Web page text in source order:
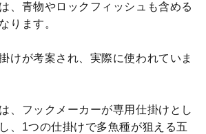
、青物やロックフィッシュも含める
ります。
けが考案され、実際に使われていま
、フックメーカーが専用仕掛けとし
、1つの仕掛けで多魚種が狙える五